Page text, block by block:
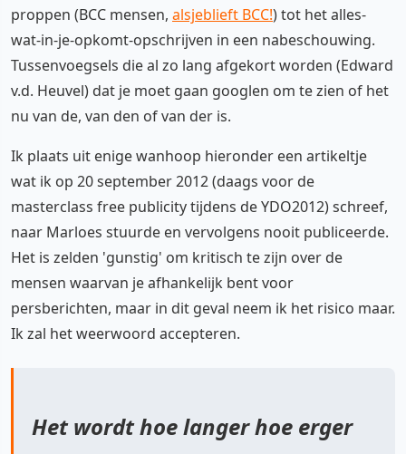
proppen (BCC mensen, alsjeblieft BCC!) tot het alles-
wat-in-je-opkomt-opschrijven in een nabeschouwing.
Tussenvoegsels die al zo lang afgekort worden (Edward
v.d. Heuvel) dat je moet gaan googlen om te zien of het
nu van de, van den of van der is.
Ik plaats uit enige wanhoop hieronder een artikeltje
wat ik op 20 september 2012 (daags voor de
masterclass free publicity tijdens de YDO2012) schreef,
naar Marloes stuurde en vervolgens nooit publiceerde.
Het is zelden 'gunstig' om kritisch te zijn over de
mensen waarvan je afhankelijk bent voor
persberichten, maar in dit geval neem ik het risico maar.
Ik zal het weerwoord accepteren.
Het wordt hoe langer hoe erger